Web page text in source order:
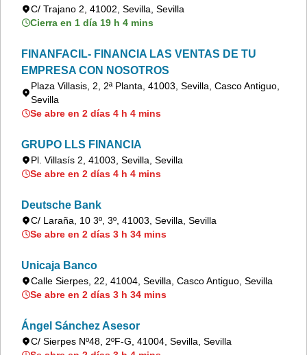
C/ Trajano 2, 41002, Sevilla, Sevilla
Cierra en 1 día 19 h 4 mins
FINANFACIL- FINANCIA LAS VENTAS DE TU
EMPRESA CON NOSOTROS
Plaza Villasis, 2, 2ª Planta, 41003, Sevilla, Casco Antiguo,
Sevilla
Se abre en 2 días 4 h 4 mins
GRUPO LLS FINANCIA
Pl. Villasís 2, 41003, Sevilla, Sevilla
Se abre en 2 días 4 h 4 mins
Deutsche Bank
C/ Laraña, 10 3º, 3º, 41003, Sevilla, Sevilla
Se abre en 2 días 3 h 34 mins
Unicaja Banco
Calle Sierpes, 22, 41004, Sevilla, Casco Antiguo, Sevilla
Se abre en 2 días 3 h 34 mins
Ángel Sánchez Asesor
C/ Sierpes Nº48, 2ºF-G, 41004, Sevilla, Sevilla